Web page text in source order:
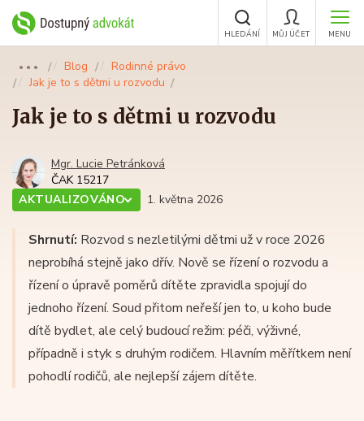
MENU
MŮJ ÚČET
HLEDÁNÍ
●●● Blog
Rodinné právo
Jak je to s dětmi u rozvodu
Jak je to s dětmi u rozvodu
Mgr. Lucie Petránková
ČAK 15217
AKTUALIZOVÁNO
1. května 2026
Shrnutí: Rozvod s nezletilými dětmi už v roce 2026
neprobíhá stejně jako dřív. Nově se řízení o rozvodu a
řízení o úpravě poměrů dítěte zpravidla spojují do
jednoho řízení. Soud přitom neřeší jen to, u koho bude
dítě bydlet, ale celý budoucí režim: péči, výživné,
případně i styk s druhým rodičem. Hlavním měřítkem není
pohodlí rodičů, ale nejlepší zájem dítěte.